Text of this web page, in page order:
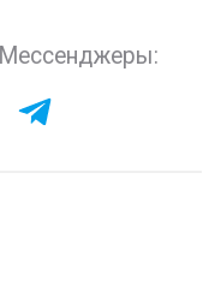
Мессенджеры: